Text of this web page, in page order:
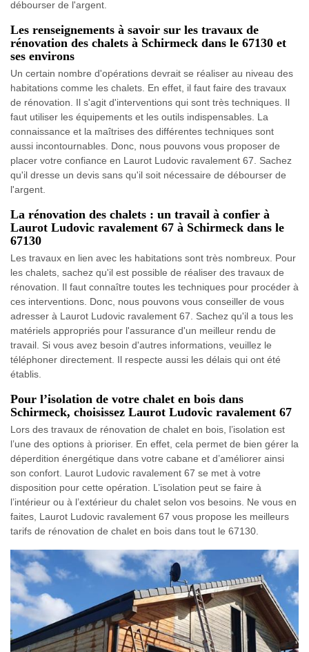
débourser de l'argent.
Les renseignements à savoir sur les travaux de
rénovation des chalets à Schirmeck dans le 67130 et
ses environs
Un certain nombre d'opérations devrait se réaliser au niveau des
habitations comme les chalets. En effet, il faut faire des travaux
de rénovation. Il s'agit d'interventions qui sont très techniques. Il
faut utiliser les équipements et les outils indispensables. La
connaissance et la maîtrises des différentes techniques sont
aussi incontournables. Donc, nous pouvons vous proposer de
placer votre confiance en Laurot Ludovic ravalement 67. Sachez
qu'il dresse un devis sans qu'il soit nécessaire de débourser de
l'argent.
La rénovation des chalets : un travail à confier à
Laurot Ludovic ravalement 67 à Schirmeck dans le
67130
Les travaux en lien avec les habitations sont très nombreux. Pour
les chalets, sachez qu'il est possible de réaliser des travaux de
rénovation. Il faut connaître toutes les techniques pour procéder à
ces interventions. Donc, nous pouvons vous conseiller de vous
adresser à Laurot Ludovic ravalement 67. Sachez qu'il a tous les
matériels appropriés pour l'assurance d'un meilleur rendu de
travail. Si vous avez besoin d'autres informations, veuillez le
téléphoner directement. Il respecte aussi les délais qui ont été
établis.
Pour l’isolation de votre chalet en bois dans
Schirmeck, choisissez Laurot Ludovic ravalement 67
Lors des travaux de rénovation de chalet en bois, l’isolation est
l’une des options à prioriser. En effet, cela permet de bien gérer la
déperdition énergétique dans votre cabane et d’améliorer ainsi
son confort. Laurot Ludovic ravalement 67 se met à votre
disposition pour cette opération. L’isolation peut se faire à
l’intérieur ou à l’extérieur du chalet selon vos besoins. Ne vous en
faites, Laurot Ludovic ravalement 67 vous propose les meilleurs
tarifs de rénovation de chalet en bois dans tout le 67130.